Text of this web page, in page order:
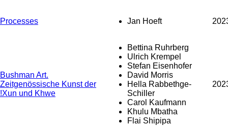
Processes Jan Hoeft
Bushman Art.
Zeitgenössische Kunst der
!Xun und Khwe
Bettina Ruhrberg
Ulrich Krempel
Stefan Eisenhofer
David Morris
Hella Rabbethge-
Schiller
Carol Kaufmann
Khulu Mbatha
Flai Shipipa